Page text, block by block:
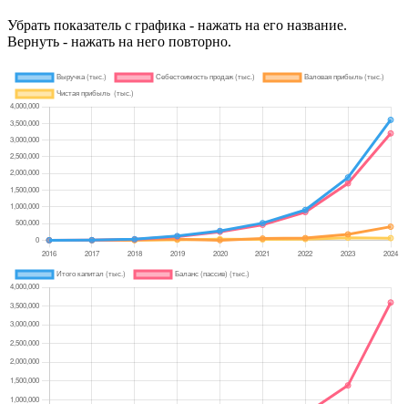
Убрать показатель с графика - нажать на его название.
Вернуть - нажать на него повторно.